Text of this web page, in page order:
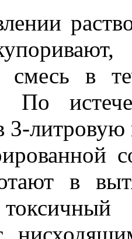
смесь в
По
3-
в